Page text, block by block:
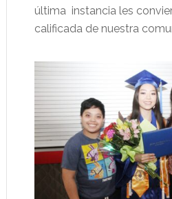
última instancia les
calificada de nuestra